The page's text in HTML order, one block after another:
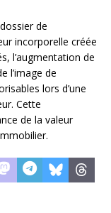
dossier de
incorporelle créée
l’augmentation de
l’image de
lors d’une
Cette
de la valeur